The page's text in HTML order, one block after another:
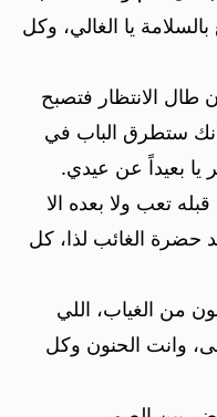
يا الغالي، وكل
طال الانتظار فتصبح
ستطرق الباب في
بعيداً عن عيدي.
تعب ولا بعده الا
حضرة الغائب لذا، كل
من الغياب، اللي
وانت الحنون وكل